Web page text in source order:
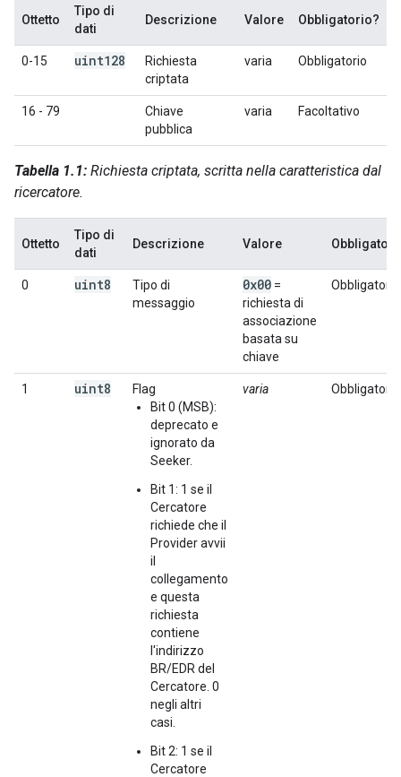
Ottetto
Tipo di
dati
Descrizione Valore Obbligatorio?
0-15 uint128
Richiesta
criptata
varia Obbligatorio
16 - 79
Chiave
pubblica
varia Facoltativo
Tabella 1.1: Richiesta criptata, scritta nella caratteristica dal
ricercatore.
Ottetto
Tipo di
dati
Descrizione Valore
0 uint8
Tipo di
messaggio
0x00 =
richiesta di
associazione
basata su
chiave
Obbligatorio
1 uint8
Flag
Bit 0 (MSB):
deprecato e
ignorato da
Seeker.
Bit 1: 1 se il
Cercatore
richiede che il
Provider avvii
il
collegamento
e questa
richiesta
contiene
l'indirizzo
BR/EDR del
Cercatore. 0
negli altri
casi.
Bit 2: 1 se il
Cercatore
varia Obbligatorio